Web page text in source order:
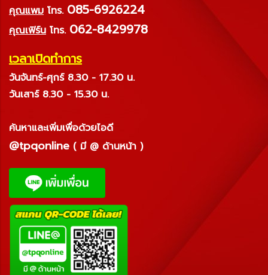
คุณแพม โทร. 085-6926224
คุณเฟิร์น โทร. 062-8429978
เวลาเปิดทำการ
วันจันทร์-ศุกร์ 8.30 - 17.30 น.
วันเสาร์ 8.30 - 15.30 น.
ค้นหาและเพิ่มเพื่อด้วยไอดี
@tpqonline ( มี @ ด้านหน้า )